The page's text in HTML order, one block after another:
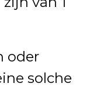
oder
solche